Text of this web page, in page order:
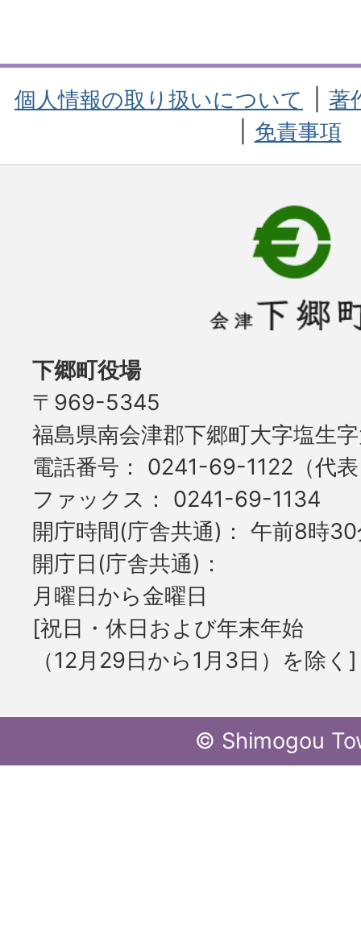
個人情報の取り扱いについて
著
免責事項
下郷町役場
〒969-5345
福島県南会津郡下郷町大字塩生
電話番号
0241-69-1122（代
ファックス
0241-69-1134
開庁時間(庁舎共通)
午前8時
開庁日(庁舎共通)
月曜日から金曜日
[祝日・休日および年末年始
（12月29日から1月3日）を除く]
© Shimogou